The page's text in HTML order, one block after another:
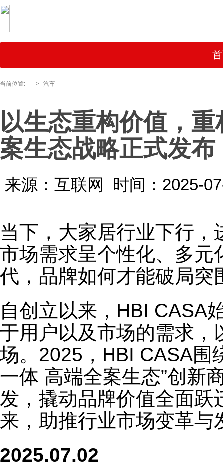
当前位置: > 汽车
以生态重构价值，
案生态战略正式发布
来源：互联网 时间：2025-
当下，大家居行业下行
市场需求呈个性化、多元
代，品牌如何才能破局突
自创立以来，HBI CASA
于用户以及市场的需求，
场。2025，HBI CASA围
一体 高端全案生态”创新
发，撬动品牌价值全面跃
来，助推行业市场变革与
2025.07.02